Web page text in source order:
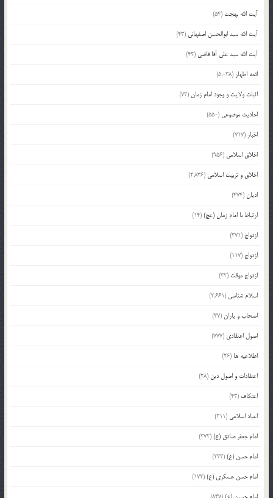
آیت الله بهجت (54)
آیت الله سید ابوالحسن اصفهانی (43)
آیت الله سید علی آقا قاضی (42)
ائمه اطهار (5,038)
اثبات ولایت و وجود امام زمان(73)
احادیث موضوعی (550)
اخبار (717)
اخلاق اسلامی (956)
اخلاق و تربیت اسلامی (2,836)
ادیان(474)
ارتباط با امام زمان (عج)(14)
ازدواج (371)
ازدواج (117)
ازدواج موقت (32)
اسلام شناسی (2,661)
اصحاب و یاران(37)
اصول اعتقادی (777)
اطلاعیه ها (26)
اعتقادات و اصول دین (28)
اعتکاف (43)
اعیاد اسلامی (211)
امام جعفر صادق (ع)(372)
امام حسن (ع)(233)
امام حسن عسکری (ع)(172)